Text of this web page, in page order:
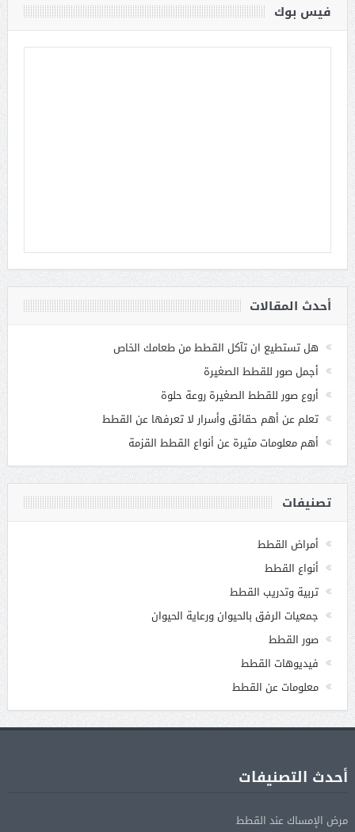
فيس بوك
أحدث المقالات
هل تستطيع ان تآكل القطط من طعامك الخاص
أجمل صور للقطط الصغيرة
أروع صور للقطط الصغيرة روعة حلوة
تعلم عن أهم حقائق وأسرار لا تعرفها عن القطط
أهم معلومات مثيرة عن أنواع القطط القزمة
تصنيفات
أمراض القطط
أنواع القطط
تربية وتدريب القطط
جمعيات الرفق بالحيوان ورعاية الحيوان
صور القطط
فيديوهات القطط
معلومات عن القطط
أحدث التصنيفات
مرض الإمساك عند القطط